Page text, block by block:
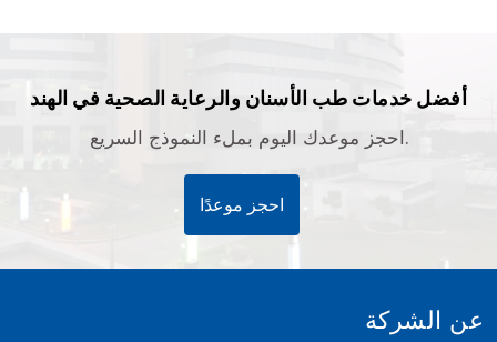
أفضل خدمات طب الأسنان والرعاية الصحية في الهند
احجز موعدك اليوم بملء النموذج السريع.
احجز موعدًا
عن الشركة